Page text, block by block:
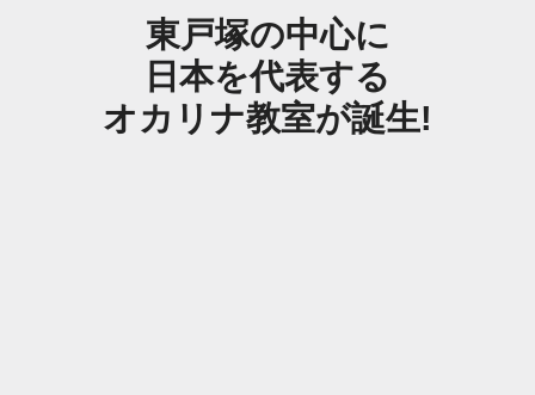
東戸塚の中心に
日本を代表する
オカリナ教室が誕生!